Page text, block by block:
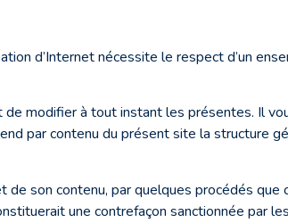
d’Internet nécessite le respect d’un
modifier à tout instant les présentes. Il
par contenu du présent site la structure
son contenu, par quelques procédés que
une contrefaçon sanctionnée par